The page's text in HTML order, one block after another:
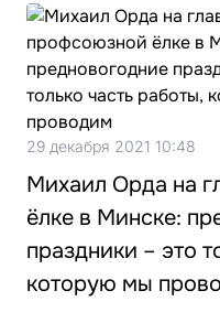
29 декабря 2021 10:48
Михаил Орда на
ёлке в Минске:
праздники – это
которую мы